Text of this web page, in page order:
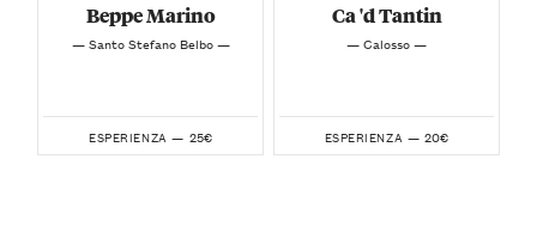
Beppe Marino
— Santo Stefano Belbo —
ESPERIENZA — 25€
Ca 'd Tantin
— Calosso —
ESPERIENZA — 20€